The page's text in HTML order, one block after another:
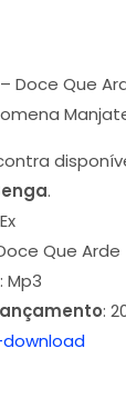
– Doce Que
.
Que
: Mp3
: